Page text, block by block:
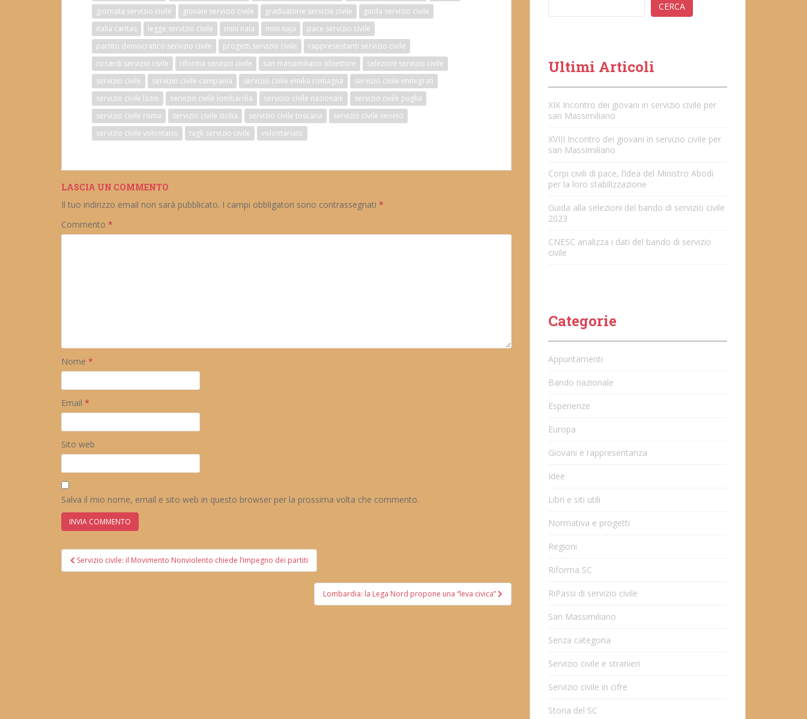
giornata servizio civile
giovani servizio civile graduatorie servizio civile
guida servizio civile
italia caritas
legge servizio civile mini naia mini naja
pace servizio civile
partito democratico servizio civile
progetti servizio civile
rappresentanti servizio civile
riccardi servizio civile
riforma servizio civile san massimiliano obiettore
selezioni servizio civile
servizio civile
servizio civile campania servizio civile emilia romagna
servizio civile immigrati
servizio civile lazio
servizio civile lombardia servizio civile nazionale
servizio civile puglia
servizio civile roma
servizio civile sicilia servizio civile toscana
servizio civile veneto
servizio civile volontario
tagli servizio civile volontariato
LASCIA UN COMMENTO
Il tuo indirizzo email non sarà pubblicato. I campi obbligatori sono contrassegnati *
Commento *
Nome *
Email *
Sito web
Salva il mio nome, email e sito web in questo browser per la prossima volta che commento.
Navigazione
articoli
Servizio civile: il Movimento Nonviolento chiede l’impegno dei partiti
Lombardia: la Lega Nord propone una “leva civica”
CERCA
Ultimi Articoli
XIX Incontro dei giovani in servizio civile per
san Massimiliano
XVIII Incontro dei giovani in servizio civile per
san Massimiliano
Corpi civili di pace, l’idea del Ministro Abodi
per la loro stabilizzazione
Guida alla selezioni del bando di servizio civile
2023
CNESC analizza i dati del bando di servizio
civile
Categorie
Appuntamenti
Bando nazionale
Esperienze
Europa
Giovani e rappresentanza
Idee
Libri e siti utili
Normativa e progetti
Regioni
Riforma SC
RiPassi di servizio civile
San Massimiliano
Senza categoria
Servizio civile e stranieri
Servizio civile in cifre
Storia del SC